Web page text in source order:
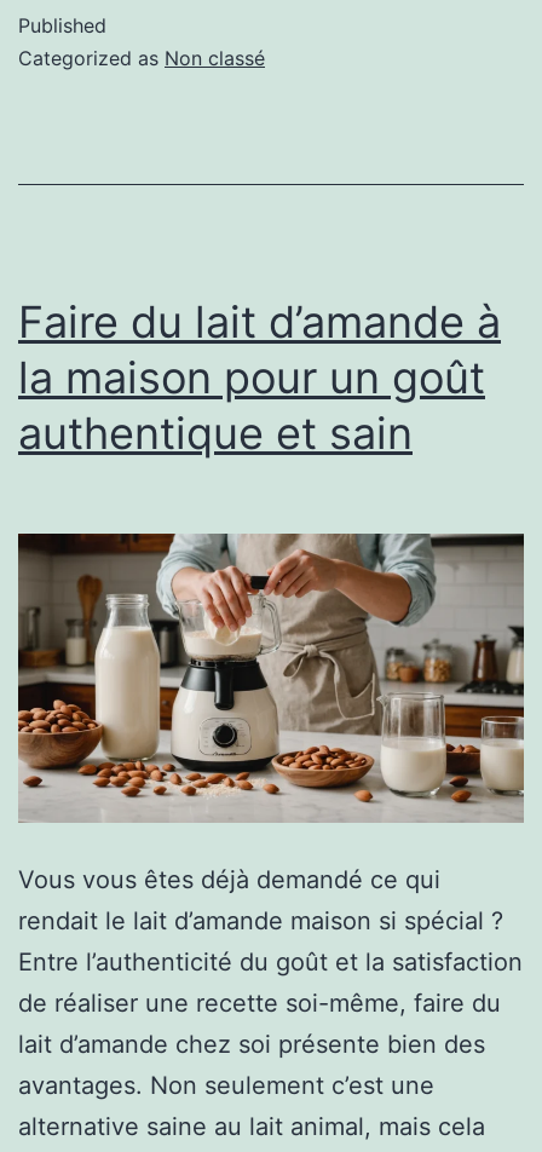
Published
Categorized as Non classé
Faire du lait d’amande à
la maison pour un goût
authentique et sain
Vous vous êtes déjà demandé ce qui
rendait le lait d’amande maison si spécial ?
Entre l’authenticité du goût et la satisfaction
de réaliser une recette soi-même, faire du
lait d’amande chez soi présente bien des
avantages. Non seulement c’est une
alternative saine au lait animal, mais cela